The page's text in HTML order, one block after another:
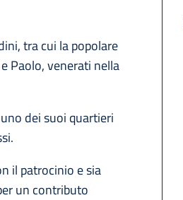
tra cui la popolare
Paolo, venerati nella
dei suoi quartieri
il patrocinio e sia
un contributo